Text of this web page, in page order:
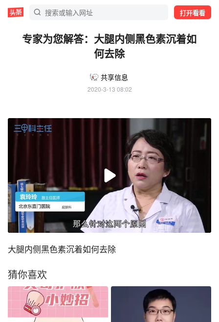
打开看看
专家为您解答：大腿内侧黑色素沉着如
何去除
共享信息
2020-3-13 08:02
大腿内侧黑色素沉着如何去除
猜你喜欢